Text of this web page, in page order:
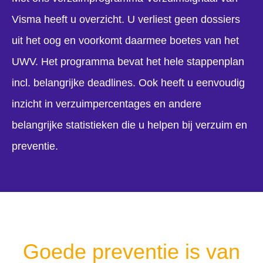
Visma heeft u overzicht. U verliest geen dossiers
uit het oog en voorkomt daarmee boetes van het
UWV. Het programma bevat het hele stappenplan
incl. belangrijke deadlines. Ook heeft u eenvoudig
inzicht in verzuimpercentages en andere
belangrijke statistieken die u helpen bij verzuim en
preventie.
Goede preventie is van